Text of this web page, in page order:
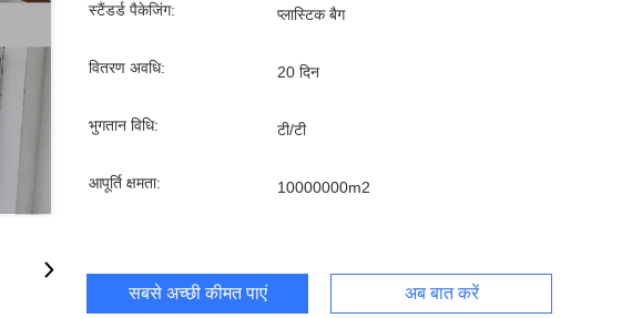
स्टैंडर्ड पैकेजिंग: प्लास्टिक बैग
वितरण अवधि: 20 दिन
भुगतान विधि: टी/टी
आपूर्ति क्षमता: 10000000m2
सबसे अच्छी कीमत पाएं अब बात करें